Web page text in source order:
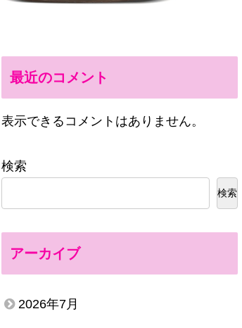
最近のコメント
表示できるコメントはありません。
検索
検索
アーカイブ
2026年7月